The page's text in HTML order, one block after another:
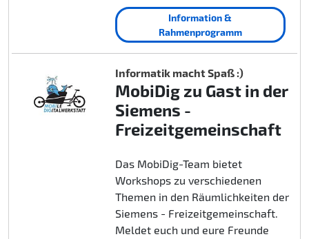
Information &
Rahmenprogramm
Informatik macht Spaß :)
MobiDig zu Gast in der
Siemens -
Freizeitgemeinschaft
Das MobiDig-Team bietet
Workshops zu verschiedenen
Themen in den Räumlichkeiten der
Siemens - Freizeitgemeinschaft.
Meldet euch und eure Freunde